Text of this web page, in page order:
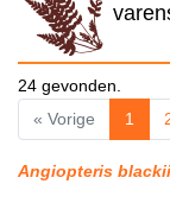
24 gevonden.
« Vorige
1
Angiopteris blackii